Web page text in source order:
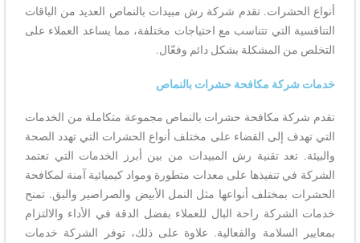
أنواع الحشرات. تقدم شركة رش مبيدات بالنماص العديد من الباقات
التنافسية التي تتناسب مع احتياجات مختلفة، مما يساعد العملاء على
التخلص من المشكلة بشكل دائم وفعّال.
خدمات شركة مكافحة حشرات بالنماص
تقدم شركة مكافحة حشرات بالنماص مجموعة متكاملة من الخدمات
التي تهدف إلى القضاء على مختلف أنواع الحشرات التي تهدد الصحة
والبيئة. تعد تقنية رش المبيدات من بين أبرز الخدمات التي تعتمد
الشركة في تنفيذها على معدات متطورة ومواد كيميائية آمنة لمكافحة
الحشرات بمختلف أنواعها مثل النمل الأبيض والصراصير والبق. تمنح
خدمات الشركة راحة البال للعملاء بفضل الدقة في الأداء والالتزام
بمعايير السلامة والفعالية. علاوة على ذلك، توفر الشركة خدمات